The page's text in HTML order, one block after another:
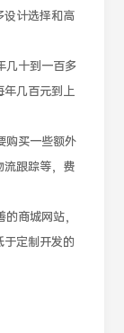
设计选择和高
几十到一百多
年几百元到上
购买一些额外
流跟踪等，费
商城网站，
定制开发的